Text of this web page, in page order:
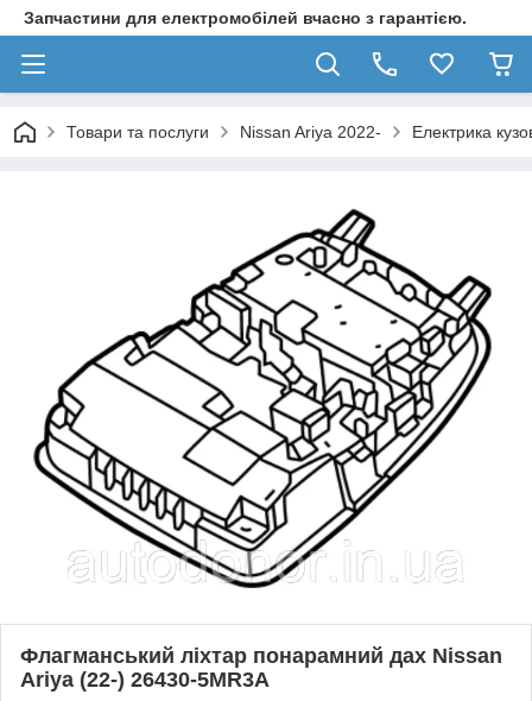
Запчастини для електромобілей вчасно з гарантією.
Товари та послуги Nissan Ariya 2022- Електрика
Флагманський ліхтар понарамний дах Nissan
Ariya (22-) 26430-5MR3A